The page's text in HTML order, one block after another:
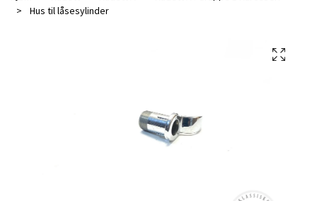
Hus til låsesylinder